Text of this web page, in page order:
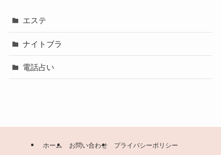
エステ
ナイトブラ
電話占い
ホーム お問い合わせ プライバシーポリシー